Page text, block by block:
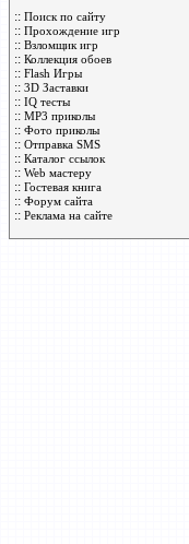
:: Поиск по сайту
:: Прохождение игр
:: Взломщик игр
:: Коллекция обоев
:: Flash Игры
:: 3D Заставки
:: IQ тесты
:: MP3 приколы
:: Фото приколы
:: Отправка SMS
:: Каталог ссылок
:: Web мастеру
:: Гостевая книга
:: Форум сайта
:: Реклама на сайте